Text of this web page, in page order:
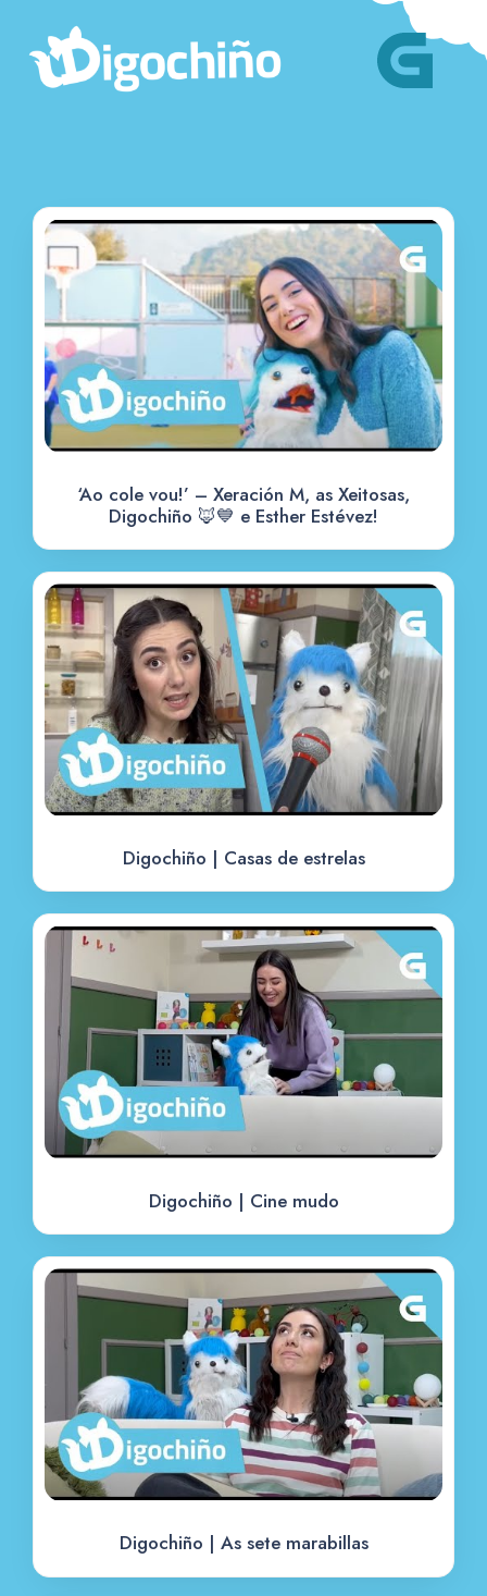
‘Ao cole vou!’ – Xeración M, as Xeitosas,
Digochiño 🦊💙 e Esther Estévez!
Digochiño | Casas de estrelas
Digochiño | Cine mudo
Digochiño | As sete marabillas